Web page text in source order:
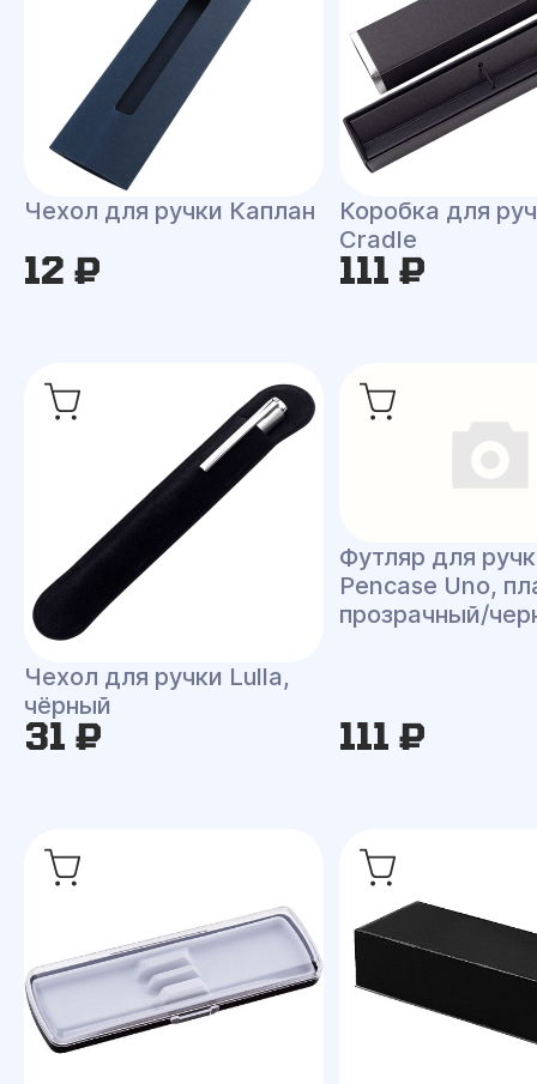
Чехол для ручки Каплан
12 ₽
Коробка для
Cradle
111 ₽
Чехол для ручки Lulla,
чёрный
31 ₽
Футляр для
Pencase Uno,
прозрачный/
111 ₽